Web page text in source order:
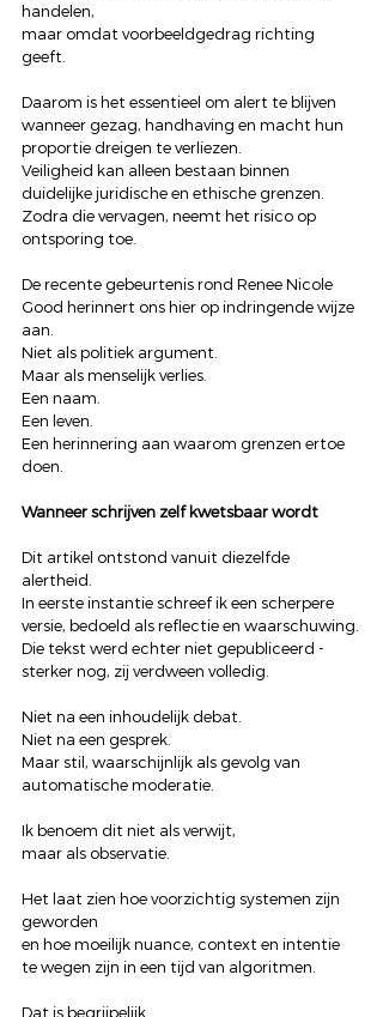
handelen,
maar omdat voorbeeldgedrag richting
geeft.
Daarom is het essentieel om alert te blijven
wanneer gezag, handhaving en macht hun
proportie dreigen te verliezen.
Veiligheid kan alleen bestaan binnen
duidelijke juridische en ethische grenzen.
Zodra die vervagen, neemt het risico op
ontsporing toe.
De recente gebeurtenis rond Renee Nicole
Good herinnert ons hier op indringende wijze
aan.
Niet als politiek argument.
Maar als menselijk verlies.
Een naam.
Een leven.
Een herinnering aan waarom grenzen ertoe
doen.
Wanneer schrijven zelf kwetsbaar wordt
Dit artikel ontstond vanuit diezelfde
alertheid.
In eerste instantie schreef ik een scherpere
versie, bedoeld als reflectie en waarschuwing.
Die tekst werd echter niet gepubliceerd -
sterker nog, zij verdween volledig.
Niet na een inhoudelijk debat.
Niet na een gesprek.
Maar stil, waarschijnlijk als gevolg van
automatische moderatie.
Ik benoem dit niet als verwijt,
maar als observatie.
Het laat zien hoe voorzichtig systemen zijn
geworden
en hoe moeilijk nuance, context en intentie
te wegen zijn in een tijd van algoritmen.
Dat is begrijpelijk.